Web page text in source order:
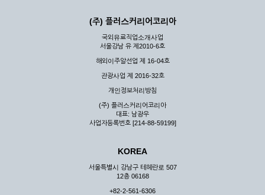
(주) 플러스커리어코리아
국외유료직업소개사업
서울강남 유 제2010-6호
해외이주알선업 제 16-04호
관광사업 제 2016-32호
개인정보처리방침
(주) 플러스커리어코리아
대표: 남광우
사업자등록번호 [214-88-59199]
KOREA
서울특별시 강남구 테헤란로 507
12층 06168
+82-2-561-6306